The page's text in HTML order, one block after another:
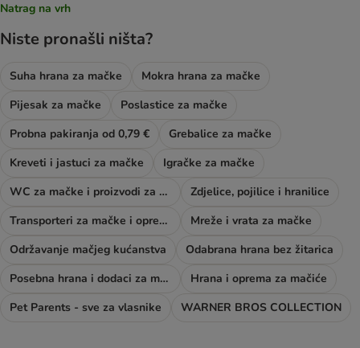
Natrag na vrh
Niste pronašli ništa?
Suha hrana za mačke
Mokra hrana za mačke
Pijesak za mačke
Poslastice za mačke
Probna pakiranja od 0,79 €
Grebalice za mačke
Kreveti i jastuci za mačke
Igračke za mačke
WC za mačke i proizvodi za njegu
Zdjelice, pojilice i hranilice
Transporteri za mačke i oprema za šetnju
Mreže i vrata za mačke
Održavanje mačjeg kućanstva
Odabrana hrana bez žitarica
Posebna hrana i dodaci za mačke
Hrana i oprema za mačiće
Pet Parents - sve za vlasnike
WARNER BROS COLLECTION